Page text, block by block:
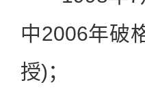
中2006年破
授)；